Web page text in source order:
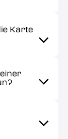
Karte